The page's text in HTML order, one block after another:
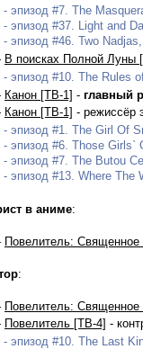
- эпизод #7. The
- эпизод #37. Light and
- эпизод #46. Two
В поисках Полной Луны
- эпизод #10. The Rules
Канон [ТВ-1] - главный
Канон [ТВ-1] - режиссёр
- эпизод #1. The Girl Of
- эпизод #6. Those Girls`
- эпизод #7. The Butou
- эпизод #13. Where The
в аниме:
Повелитель: Священное
:
Повелитель: Священное
Повелитель [ТВ-4] -
- эпизод #10. The Last